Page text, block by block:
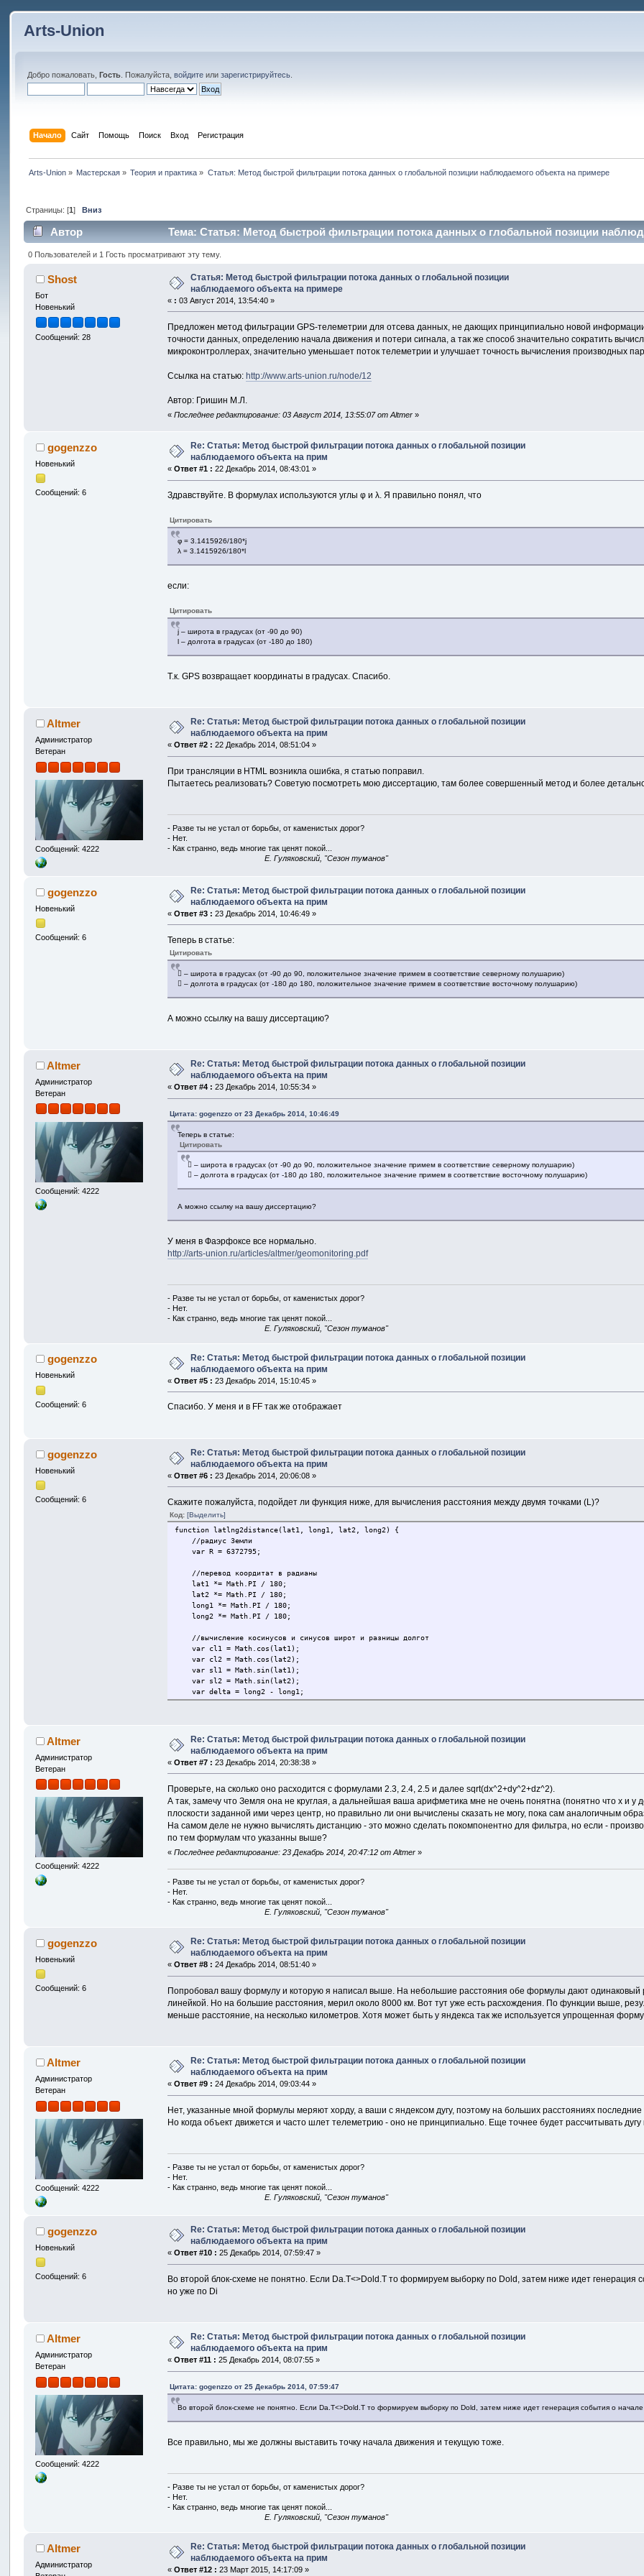
Arts-Union
Добро пожаловать,Гость . Пожалуйста,войдите илизарегистрируйтесь
Начало Сайт Помощь Поиск Вход Регистрация
Arts-Union» Мастерская » Теория и практика » Статья: Метод быстрой фильтрации потока данных о глобальной позиции наблюдаемого объекта на примере
Страницы: [1] Вниз
Автор Тема: Статья: Метод быстрой фильтрации потока данных о глобальной позиции
0 Пользователей и 1 Гость просматривают эту тему.
Shost
Бот
Новенький
Сообщений: 28
Статья: Метод быстрой фильтрации потока данных о глобальной позиции
наблюдаемого объекта на примере
« : 03 Август 2014, 13:54:40 »
Предложен метод фильтрации GPS-телеметрии для отсева данных, не дающих принципиально новой
точности данных, определению начала движения и потери сигнала, а так же способ значительно сократить
микроконтроллерах, значительно уменьшает поток телеметрии и улучшает точность вычисления производных
Ссылка на статью:http://www.arts-union.ru/node/12
Автор: Гришин М.Л.
«Последнее редактирование: 03 Август 2014, 13:55:07 от Altmer »
gogenzzo
Новенький
Сообщений: 6
Re: Статья: Метод быстрой фильтрации потока данных о глобальной позиции
наблюдаемого объекта на прим
«Ответ #1 : 22 Декабрь 2014, 08:43:01 »
Здравствуйте. В формулах используются углы φ и λ. Я правильно понял, что
Цитировать
φ = 3.1415926/180*j
λ = 3.1415926/180*l
если:
Цитировать
j – широта в градусах (от -90 до 90)
l – долгота в градусах (от -180 до 180)
Т.к. GPS возвращает координаты в градусах. Спасибо.
Altmer
Администратор
Ветеран
Сообщений: 4222
Re: Статья: Метод быстрой фильтрации потока данных о глобальной позиции
наблюдаемого объекта на прим
«Ответ #2 : 22 Декабрь 2014, 08:51:04 »
При трансляции в HTML возникла ошибка, я статью поправил.
Пытаетесь реализовать? Советую посмотреть мою диссертацию, там более совершенный метод и более
- Разве ты не устал от борьбы, от каменистых дорог?
- Нет.
- Как странно, ведь многие так ценят покой...
E. Гуляковский, "Сезон туманов"
gogenzzo
Новенький
Сообщений: 6
Re: Статья: Метод быстрой фильтрации потока данных о глобальной позиции
наблюдаемого объекта на прим
«Ответ #3 : 23 Декабрь 2014, 10:46:49 »
Теперь в статье:
Цитировать
 – широта в градусах (от -90 до 90, положительное значение примем в соответствие северному полушарию)
 – долгота в градусах (от -180 до 180, положительное значение примем в соответствие восточному полушарию)
А можно ссылку на вашу диссертацию?
Altmer
Администратор
Ветеран
Сообщений: 4222
Re: Статья: Метод быстрой фильтрации потока данных о глобальной позиции
наблюдаемого объекта на прим
«Ответ #4 : 23 Декабрь 2014, 10:55:34 »
Цитата: gogenzzo от 23 Декабрь 2014, 10:46:49
Теперь в статье:
Цитировать
 – широта в градусах (от -90 до 90, положительное значение примем в соответствие северному полушарию)
 – долгота в градусах (от -180 до 180, положительное значение примем в соответствие восточному полушарию)
А можно ссылку на вашу диссертацию?
У меня в Фаэрфоксе все нормально.
http://arts-union.ru/articles/altmer/geomonitoring.pdf
- Разве ты не устал от борьбы, от каменистых дорог?
- Нет.
- Как странно, ведь многие так ценят покой...
E. Гуляковский, "Сезон туманов"
gogenzzo
Новенький
Сообщений: 6
Re: Статья: Метод быстрой фильтрации потока данных о глобальной позиции
наблюдаемого объекта на прим
«Ответ #5 : 23 Декабрь 2014, 15:10:45 »
Спасибо. У меня и в FF так же отображает
gogenzzo
Новенький
Сообщений: 6
Re: Статья: Метод быстрой фильтрации потока данных о глобальной позиции
наблюдаемого объекта на прим
«Ответ #6 : 23 Декабрь 2014, 20:06:08 »
Скажите пожалуйста, подойдет ли функция ниже, для вычисления расстояния между двумя точками (L)?
Код:[Выделить]
function latlng2distance(lat1, long1, lat2, long2) {
//радиус Земли
var R = 6372795;
//перевод коордитат в радианы
lat1 *= Math.PI / 180;
lat2 *= Math.PI / 180;
long1 *= Math.PI / 180;
long2 *= Math.PI / 180;
//вычисление косинусов и синусов широт и разницы долгот
var cl1 = Math.cos(lat1);
var cl2 = Math.cos(lat2);
var sl1 = Math.sin(lat1);
var sl2 = Math.sin(lat2);
var delta = long2 - long1;
var cdelta = Math.cos(delta);
//вычисления длины большого круга
var y = Math.sqrt(Math.pow(cl2 * sdelta, 2) + Math.pow(cl1 * sl2 - sl1 * cl2 * cdelta, 2));
var x = sl1 * sl2 + cl1 * cl2 * cdelta;
var ad = Math.atan2(y, x);
return dist
}
Altmer
Администратор
Ветеран
Сообщений: 4222
Re: Статья: Метод быстрой фильтрации потока данных о глобальной позиции
наблюдаемого объекта на прим
«Ответ #7 : 23 Декабрь 2014, 20:38:38 »
Проверьте, на сколько оно расходится с формулами 2.3, 2.4, 2.5 и далее sqrt(dx^2+dy^2+dz^2).
А так, замечу что Земля она не круглая, а дальнейшая ваша арифметика мне не очень понятна (понятно что x и y
плоскости заданной ими через центр, но правильно ли они вычислены сказать не могу, пока сам аналогичным
На самом деле не нужно вычислять дистанцию - это можно сделать покомпонентно для фильтра, но если -
по тем формулам что указанны выше?
«Последнее редактирование: 23 Декабрь 2014, 20:47:12 от Altmer »
- Разве ты не устал от борьбы, от каменистых дорог?
- Нет.
- Как странно, ведь многие так ценят покой...
E. Гуляковский, "Сезон туманов"
gogenzzo
Новенький
Сообщений: 6
Re: Статья: Метод быстрой фильтрации потока данных о глобальной позиции
наблюдаемого объекта на прим
«Ответ #8 : 24 Декабрь 2014, 08:51:40 »
Попробовал вашу формулу и которую я написал выше. На небольшие расстояния обе формулы дают одинаковый
линейкой. Но на большие расстояния, мерил около 8000 км. Вот тут уже есть расхождения. По функции выше,
меньше расстояние, на несколько километров. Хотя может быть у яндекса так же используется упрощенная
Altmer
Администратор
Ветеран
Сообщений: 4222
Re: Статья: Метод быстрой фильтрации потока данных о глобальной позиции
наблюдаемого объекта на прим
«Ответ #9 : 24 Декабрь 2014, 09:03:44 »
Нет, указанные мной формулы меряют хорду, а ваши с яндексом дугу, поэтому на больших расстояниях последние
Но когда объект движется и часто шлет телеметрию - оно не принципиально. Еще точнее будет рассчитывать
- Разве ты не устал от борьбы, от каменистых дорог?
- Нет.
- Как странно, ведь многие так ценят покой...
E. Гуляковский, "Сезон туманов"
gogenzzo
Новенький
Сообщений: 6
Re: Статья: Метод быстрой фильтрации потока данных о глобальной позиции
наблюдаемого объекта на прим
«Ответ #10 : 25 Декабрь 2014, 07:59:47 »
Во второй блок-схеме не понятно. Если Da.T<>Dold.T то формируем выборку по Dold, затем ниже идет
но уже по Di
Altmer
Администратор
Ветеран
Сообщений: 4222
Re: Статья: Метод быстрой фильтрации потока данных о глобальной позиции
наблюдаемого объекта на прим
«Ответ #11 : 25 Декабрь 2014, 08:07:55 »
Цитата: gogenzzo от 25 Декабрь 2014, 07:59:47
Во второй блок-схеме не понятно. Если Da.T<>Dold.T то формируем выборку по Dold, затем ниже идет генерация события о
Все правильно, мы же должны выставить точку начала движения и текущую тоже.
- Разве ты не устал от борьбы, от каменистых дорог?
- Нет.
- Как странно, ведь многие так ценят покой...
E. Гуляковский, "Сезон туманов"
Altmer
Администратор
Re: Статья: Метод быстрой фильтрации потока данных о глобальной позиции
наблюдаемого объекта на прим
«Ответ #12 : 23 Март 2015, 14:17:09 »